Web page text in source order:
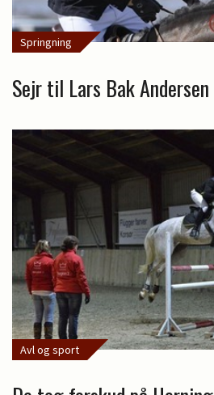
Springning
Sejr til Lars Bak Andersen
Avl og sport